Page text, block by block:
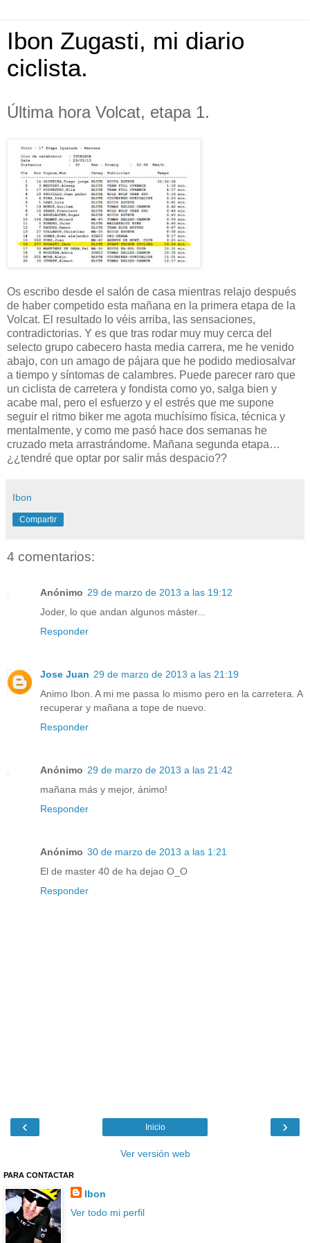
Ibon Zugasti, mi diario
ciclista.
Última hora Volcat, etapa 1.
Os escribo desde el salón de casa mientras relajo después
de haber competido esta mañana en la primera etapa de la
Volcat. El resultado lo véis arriba, las sensaciones,
contradictorias. Y es que tras rodar muy muy cerca del
selecto grupo cabecero hasta media carrera, me he venido
abajo, con un amago de pájara que he podido mediosalvar
a tiempo y síntomas de calambres. Puede parecer raro que
un ciclista de carretera y fondista como yo, salga bien y
acabe mal, pero el esfuerzo y el estrés que me supone
seguir el ritmo biker me agota muchísimo física, técnica y
mentalmente, y como me pasó hace dos semanas he
cruzado meta arrastrándome. Mañana segunda etapa…
¿¿tendré que optar por salir más despacio??
Ibon
Compartir
4 comentarios:
Anónimo 29 de marzo de 2013 a las 19:12
Joder, lo que andan algunos máster...
Responder
Jose Juan 29 de marzo de 2013 a las 21:19
Animo Ibon. A mi me passa lo mismo pero en la carretera. A
recuperar y mañana a tope de nuevo.
Responder
Anónimo 29 de marzo de 2013 a las 21:42
mañana más y mejor, ánimo!
Responder
Anónimo 30 de marzo de 2013 a las 1:21
El de master 40 de ha dejao O_O
Responder
‹ ›
Inicio
Ver versión web
PARA CONTACTAR
Ibon
Ver todo mi perfil